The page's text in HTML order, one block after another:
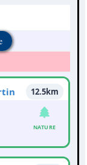
12.5km
NATURE